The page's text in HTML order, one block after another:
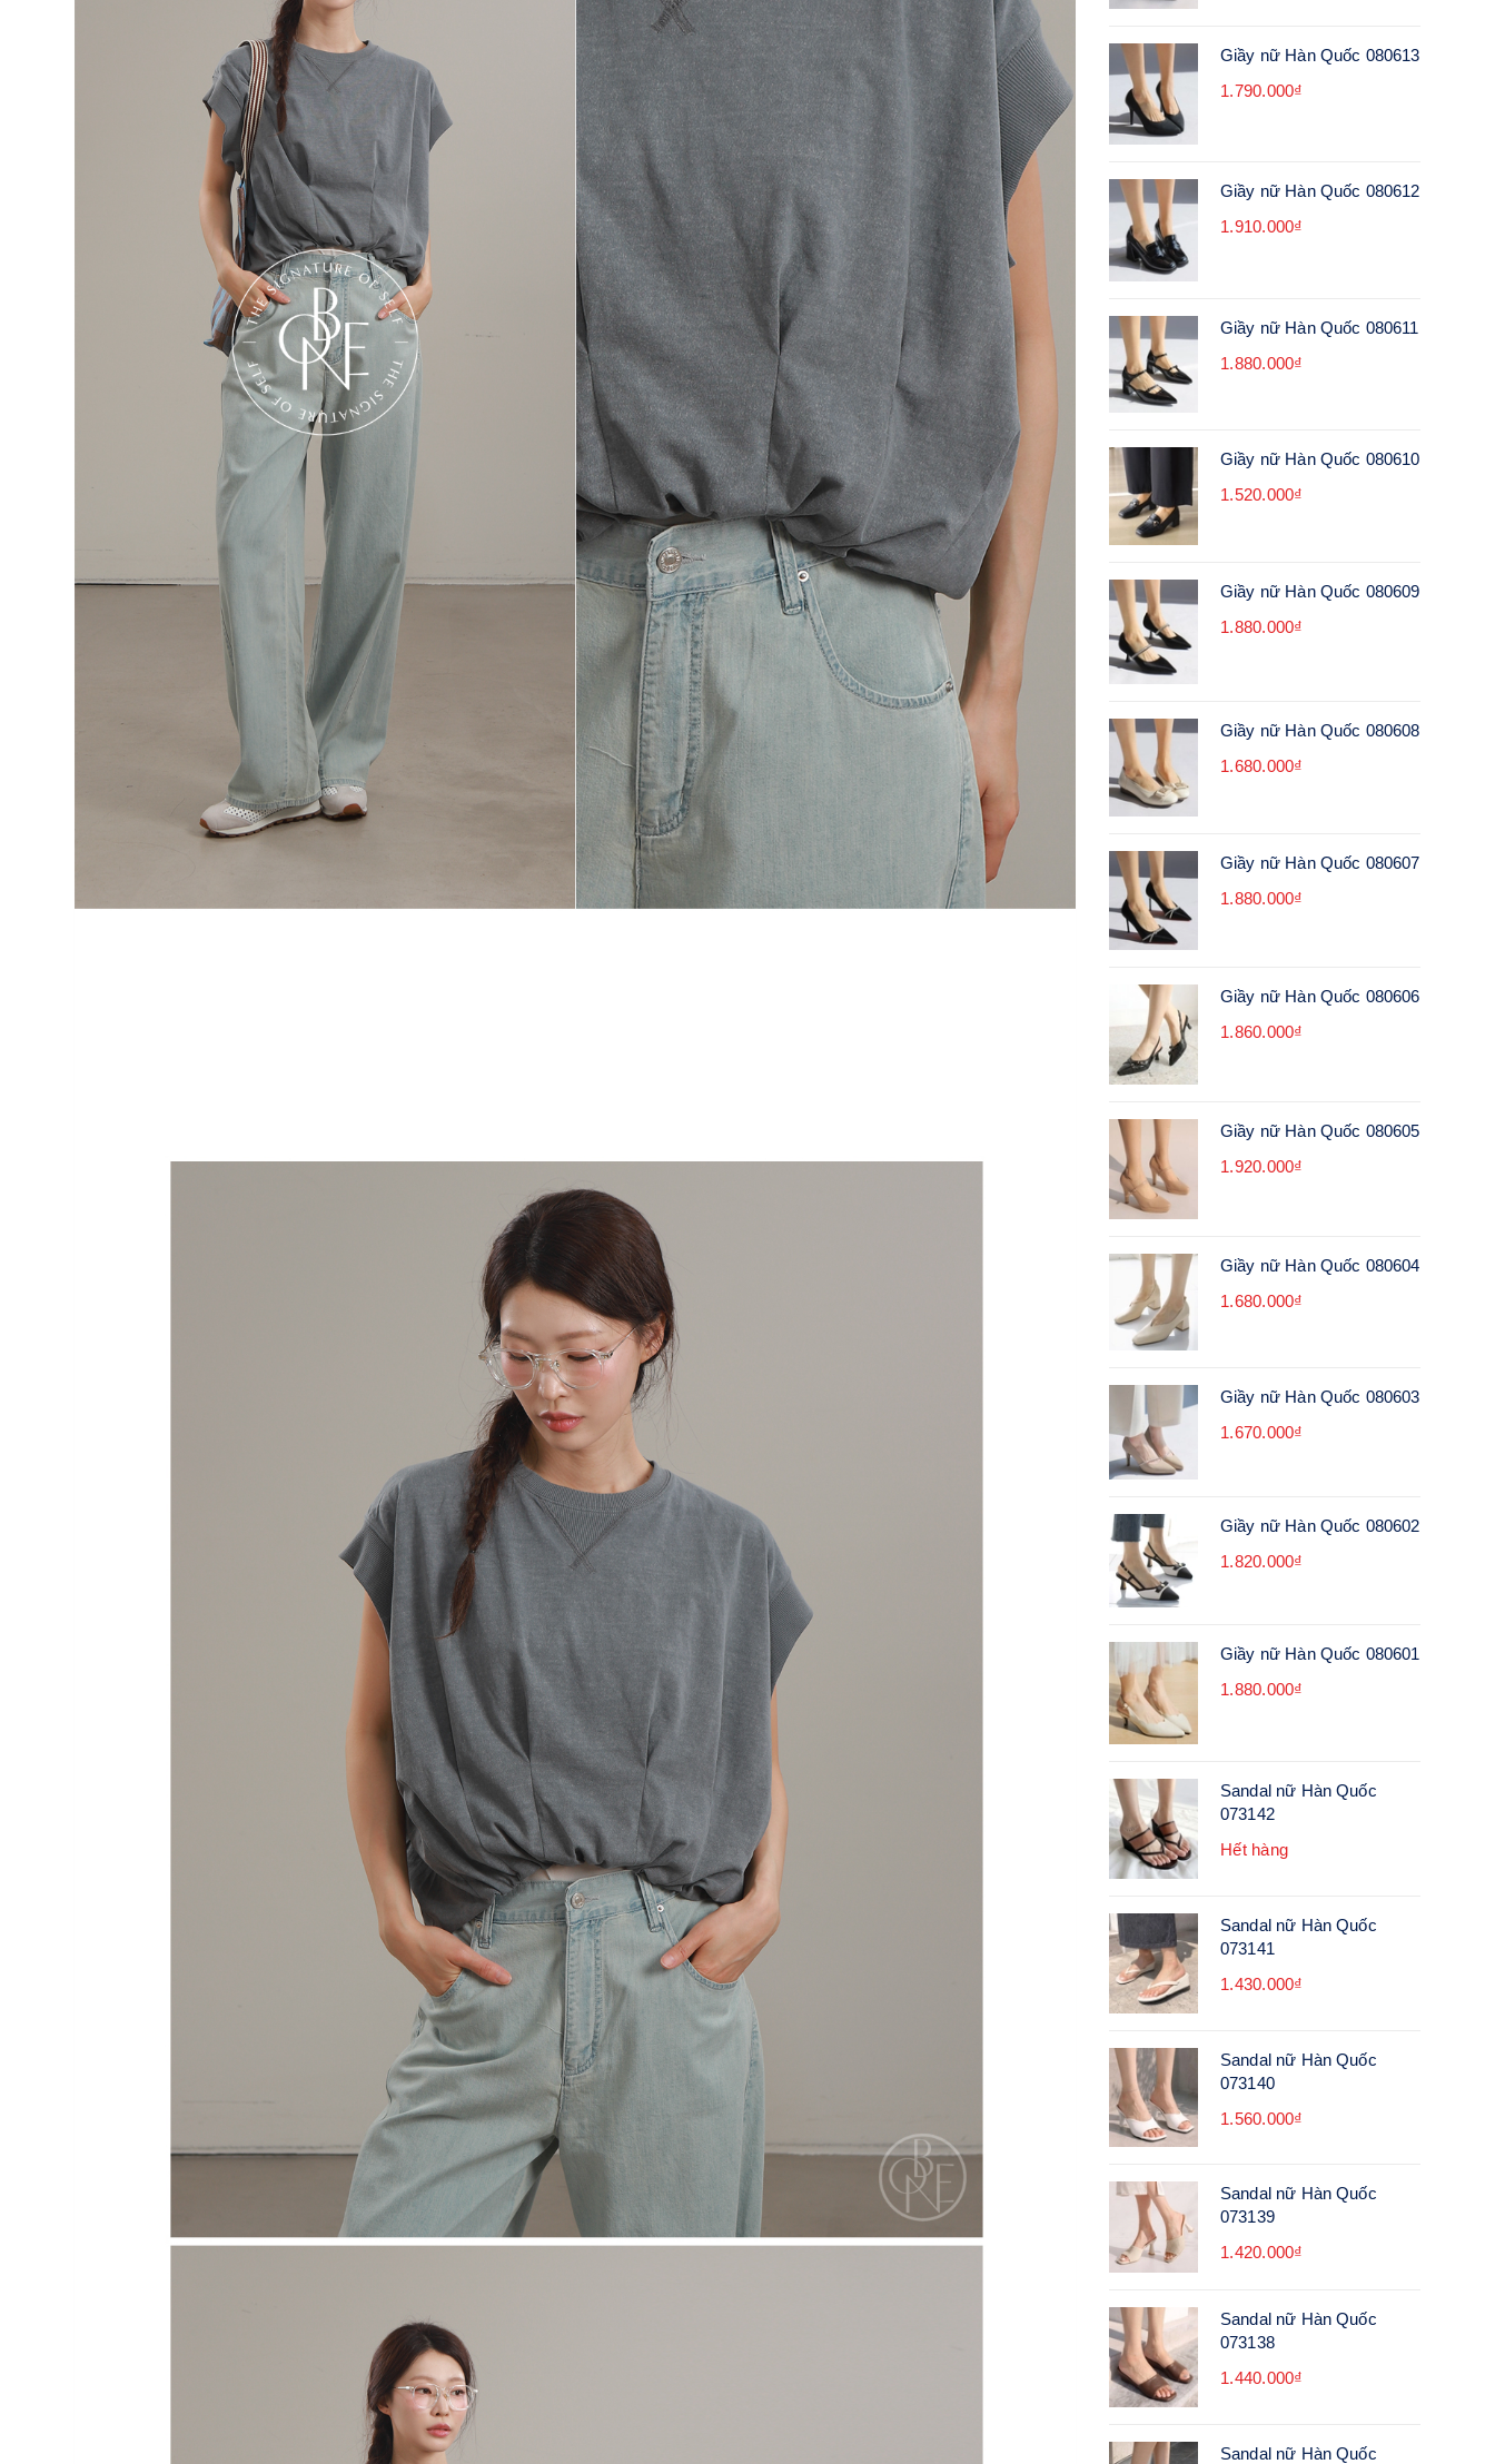
Giầy nữ Hàn Quốc 080613
1.790.000₫
Giầy nữ Hàn Quốc 080612
1.910.000₫
Giầy nữ Hàn Quốc 080611
1.880.000₫
Giầy nữ Hàn Quốc 080610
1.520.000₫
Giầy nữ Hàn Quốc 080609
1.880.000₫
Giầy nữ Hàn Quốc 080608
1.680.000₫
Giầy nữ Hàn Quốc 080607
1.880.000₫
Giầy nữ Hàn Quốc 080606
1.860.000₫
Giầy nữ Hàn Quốc 080605
1.920.000₫
Giầy nữ Hàn Quốc 080604
1.680.000₫
Giầy nữ Hàn Quốc 080603
1.670.000₫
Giầy nữ Hàn Quốc 080602
1.820.000₫
Giầy nữ Hàn Quốc 080601
1.880.000₫
Sandal nữ Hàn Quốc
073142
Hết hàng
Sandal nữ Hàn Quốc
073141
1.430.000₫
Sandal nữ Hàn Quốc
073140
1.560.000₫
Sandal nữ Hàn Quốc
073139
1.420.000₫
Sandal nữ Hàn Quốc
073138
1.440.000₫
Sandal nữ Hàn Quốc